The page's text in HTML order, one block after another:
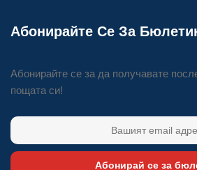
Абонирайте Се За
Абонирайте се за да получавате
пощата си!
Абонирай се за